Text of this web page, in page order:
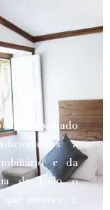
trabalhado
a
e da
de todo o
merece.
E